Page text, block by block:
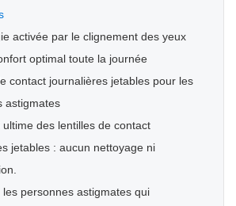
activée par le clignement des yeux
optimal toute la journée
contact journalières jetables pour les
astigmates
ultime des lentilles de contact
jetables : aucun nettoyage ni
les personnes astigmates qui